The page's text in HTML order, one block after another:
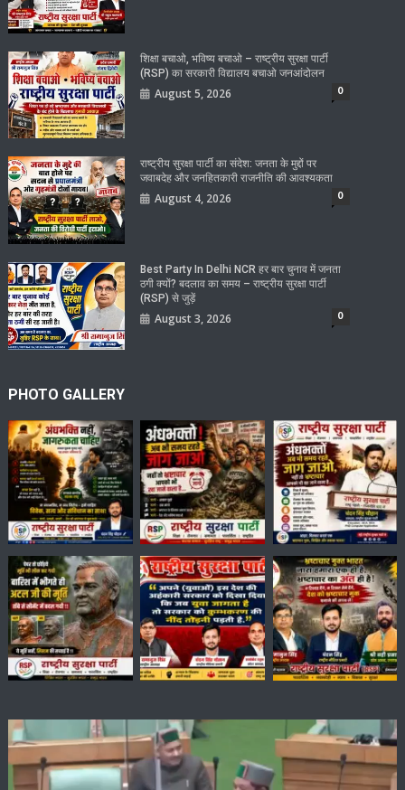
शिक्षा बचाओ, भविष्य बचाओ – राष्ट्रीय सुरक्षा पार्टी
(RSP) का सरकारी विद्यालय बचाओ जनआंदोलन
August 5, 2026 0
राष्ट्रीय सुरक्षा पार्टी का संदेश: जनता के मुद्दों पर
जवाबदेह और जनहितकारी राजनीति की आवश्यकता
August 4, 2026 0
Best Party In Delhi NCR हर बार चुनाव में जनता
ठगी क्यों? बदलाव का समय – राष्ट्रीय सुरक्षा पार्टी
(RSP) से जुड़ें
August 3, 2026 0
PHOTO GALLERY
Video
Player